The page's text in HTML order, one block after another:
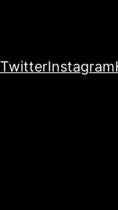
TwitterInstagram